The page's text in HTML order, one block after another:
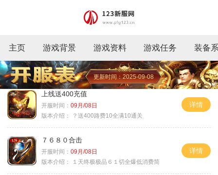
主页 游戏背景 游戏资料 游戏任务 装备
更新时间：2025-09-08
上线送400充值
开服时间： 09月/08日
版本介绍：
？送400路费10全满10通关
详情
７６８０合击
开服时间： 09月/08日
版本介绍：
１天终极极品６１切全爆低消费简
详情